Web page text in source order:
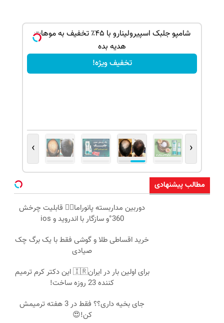
شامپو جلبک اسپیرولینارو با ۴۵٪ تخفیف به موهات
هدیه بده
تخفیف ویژه!
‹
›
مطالب پیشنهادی
دوربین مداربسته پانوراما👈🏻 قابلیت چرخش
360°و سازگار با اندروید و ios
خرید اقساطی طلا و گوشی فقط با یک برگ چک
صیادی
برای اولین بار در ایران🇮🇷 این دکتر کرم ترمیم
کننده 23 روزه ساخت!
جای بخیه داری؟؟ فقط در 3 هفته ترمیمش
کن!😍